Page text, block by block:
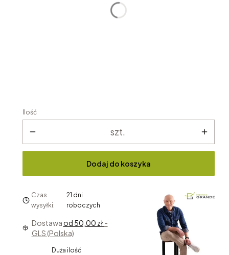
Ilość
szt.
Dodaj do koszyka
Czas
wysyłki:
21 dni
roboczych
Dostawa od 50,00 zł-
GLS (Polska)
Duża ilość